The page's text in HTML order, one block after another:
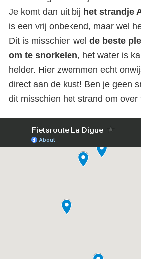
Je komt dan uit bij het strandje
is een vrij onbekend, maar wel
Dit is misschien wel de beste
om te snorkelen, het water is
helder. Hier zwemmen echt
direct aan de kust! Ben je geen
dit misschien het strand om over